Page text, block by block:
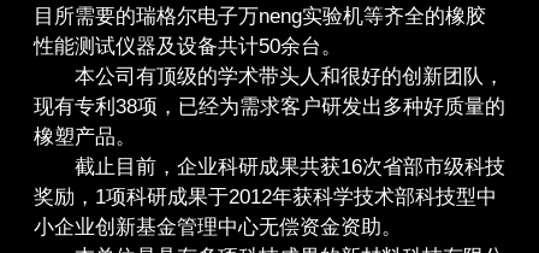
目所需要的瑞格尔电子万neng实验机等齐全的橡胶
性能测试仪器及设备共计50余台。
本公司有顶级的学术带头人和很好的创新团队，
现有专利38项，已经为需求客户研发出多种好质量的
橡塑产品。
截止目前，企业科研成果共获16次省部市级科技
奖励，1项科研成果于2012年获科学技术部科技型中
小企业创新基金管理中心无偿资金资助。